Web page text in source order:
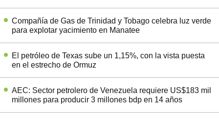
Compañía de Gas de Trinidad y Tobago celebra luz verde
para explotar yacimiento en Manatee
El petróleo de Texas sube un 1,15%, con la vista puesta
en el estrecho de Ormuz
AEC: Sector petrolero de Venezuela requiere US$183 mil
millones para producir 3 millones bdp en 14 años